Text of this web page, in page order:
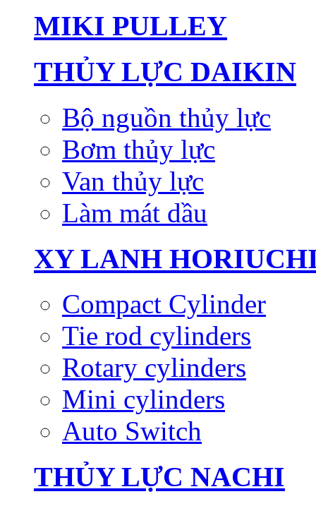
MIKI PULLEY
THỦY LỰC DAIKIN
Bộ nguồn thủy lực
Bơm thủy lực
Van thủy lực
Làm mát dầu
XY LANH
Compact Cylinder
Tie rod cylinders
Rotary cylinders
Mini cylinders
Auto Switch
THỦY LỰC NACHI